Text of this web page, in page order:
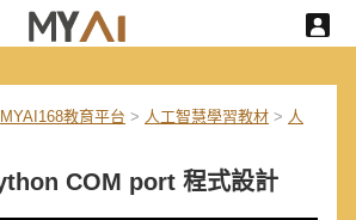
MYAI168教育平台 > 人工智慧學習教材 > 人
COM port 程式設計